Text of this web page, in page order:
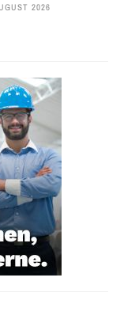
2026